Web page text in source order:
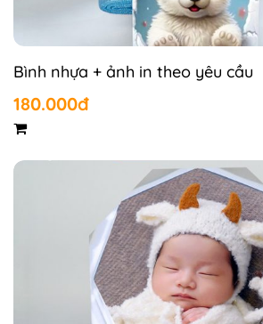
Bình nhựa + ảnh in theo yêu cầu
180.000đ